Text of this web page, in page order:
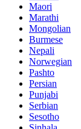
Maori
Marathi
Mongolian
Burmese
Nepali
Norwegian
Pashto
Persian
Punjabi
Serbian
Sesotho